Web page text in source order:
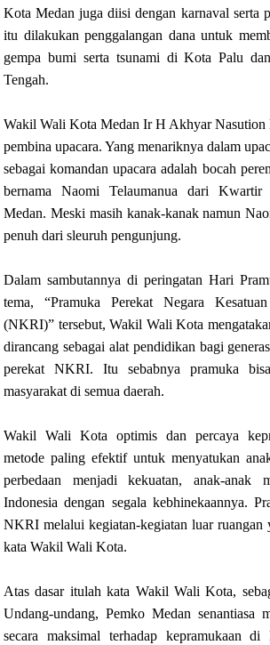
Kota Medan juga diisi dengan karnaval serta
itu dilakukan penggalangan dana untuk
gempa bumi serta tsunami di Kota Palu
Tengah.
Wakil Wali Kota Medan Ir H Akhyar Nasution
pembina upacara. Yang menariknya dalam
sebagai komandan upacara adalah bocah
bernama Naomi Telaumanua dari Kwartir
Medan. Meski masih kanak-kanak namun
penuh dari sleuruh pengunjung.
Dalam sambutannya di peringatan Hari
tema, “Pramuka Perekat Negara
(NKRI)” tersebut, Wakil Wali Kota
dirancang sebagai alat pendidikan bagi
perekat NKRI. Itu sebabnya pramuka
masyarakat di semua daerah.
Wakil Wali Kota optimis dan percaya
metode paling efektif untuk menyatukan
perbedaan menjadi kekuatan, anak-anak
Indonesia dengan segala kebhinekaannya.
NKRI melalui kegiatan-kegiatan luar ruangan
kata Wakil Wali Kota.
Atas dasar itulah kata Wakil Wali Kota,
Undang-undang, Pemko Medan senantiasa
secara maksimal terhadap kepramukaan